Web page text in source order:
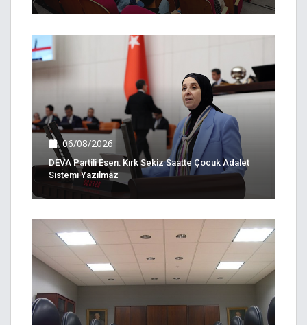
06/08/2026
DEVA Partili Esen: Kırk Sekiz Saatte Çocuk Adalet
Sistemi Yazılmaz